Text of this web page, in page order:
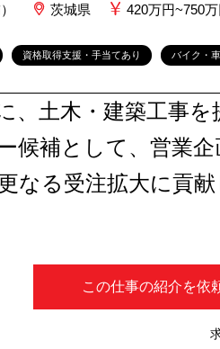
茨城県 420万円~750
資格取得支援・手当てあり バイク・
、土木・建築工事
候補として、営業
なる受注拡大に貢
この仕事の紹介を依